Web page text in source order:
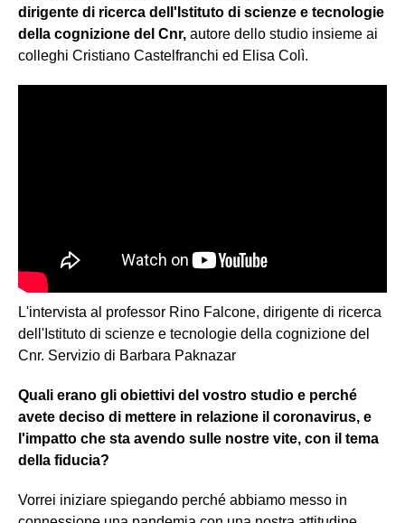
dirigente di ricerca dell'Istituto di scienze e tecnologie
della cognizione del Cnr, autore dello studio insieme ai
colleghi Cristiano Castelfranchi ed Elisa Colì.
L'intervista al professor Rino Falcone, dirigente di ricerca
dell'Istituto di scienze e tecnologie della cognizione del
Cnr. Servizio di Barbara Paknazar
Quali erano gli obiettivi del vostro studio e perché
avete deciso di mettere in relazione il coronavirus, e
l'impatto che sta avendo sulle nostre vite, con il tema
della fiducia?
Vorrei iniziare spiegando perché abbiamo messo in